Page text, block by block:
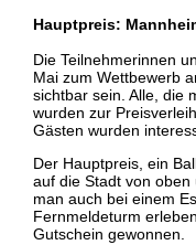
Hauptpreis:
Die Teilnehmerinnen
Mai zum Wettbewerb
sichtbar sein. Alle, die
wurden zur
Gästen wurden
Der Hauptpreis, ein
auf die Stadt von
man auch bei einem
Fernmeldeturm
Gutschein gewonnen.